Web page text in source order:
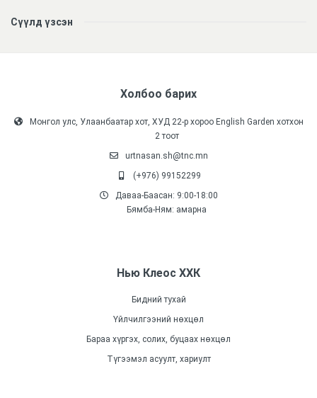
Сүүлд үзсэн
Холбоо барих
Монгол улс, Улаанбаатар хот, ХУД 22-р хороо English Garden хотхон
2 тоот
urtnasan.sh@tnc.mn
(+976) 99152299
Даваа-Баасан: 9:00-18:00
Бямба-Ням: амарна
Нью Клеос ХХК
Бидний тухай
Үйлчилгээний нөхцөл
Бараа хүргэх, солих, буцаах нөхцөл
Түгээмэл асуулт, хариулт